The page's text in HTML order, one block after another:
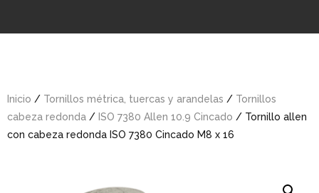
Inicio / Tornillos métrica, tuercas y arandelas / Tornillos
cabeza redonda / ISO 7380 Allen 10.9 Cincado / Tornillo allen
con cabeza redonda ISO 7380 Cincado M8 x 16